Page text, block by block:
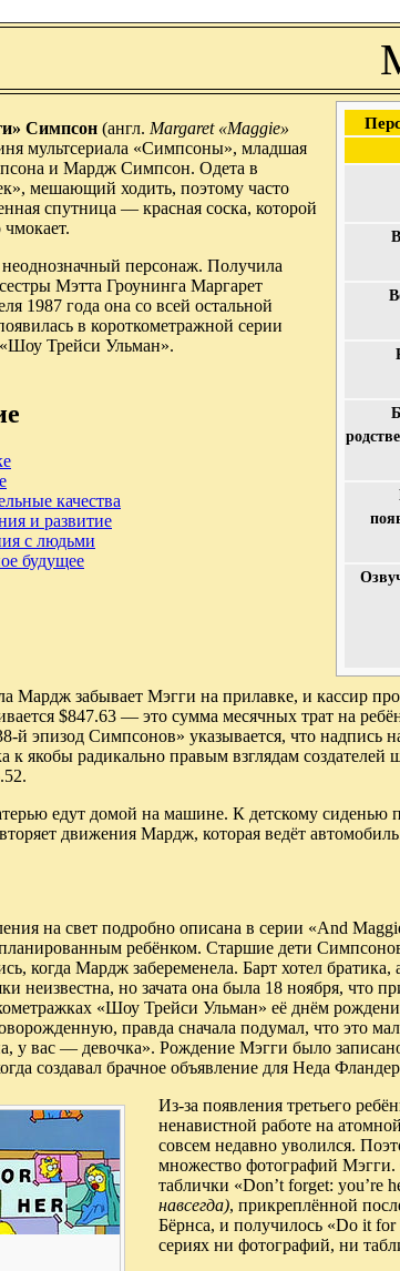
Симпсон (англ. Margaret «Maggie»
мультсериала «Симпсоны», младшая
и Мардж Симпсон. Одета в
мешающий ходить, поэтому часто
спутница — красная соска, которой
персонаж. Получила
Мэтта Гроунинга Маргарет
1987 года она со всей остальной
в короткометражной серии
Трейси Ульман».
качества
и развитие
с людьми
будущее
Мардж забывает Мэгги на прилавке, и кассир
$847.63 — это сумма месячных трат на
й эпизод Симпсонов» указывается, что надпись
к якобы радикально правым взглядам создателей
едут домой на машине. К детскому сиденью
движения Мардж, которая ведёт
на свет подробно описана в серии «And
ребёнком. Старшие дети
когда Мардж забеременела. Барт хотел
неизвестна, но зачата она была 18 ноября, что
«Шоу Трейси Ульман» её днём
правда сначала подумал, что это
у вас — девочка». Рождение Мэгги было записано
создавал брачное объявление для Неда
Из-за появления третьего
ненавистной работе на
совсем недавно уволился.
множество фотографий
таблички «Don’t forget: you’re
навсегда), прикреплённой
Бёрнса, и получилось «Do it
сериях ни фотографий, ни